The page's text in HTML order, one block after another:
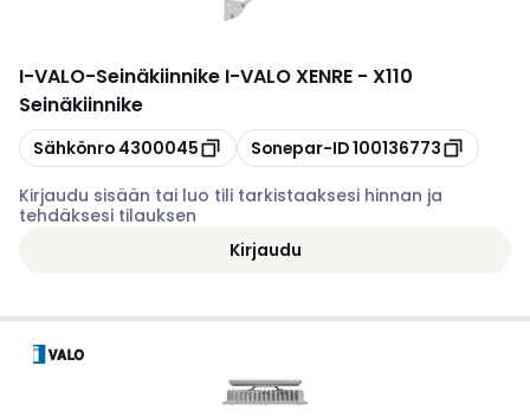
I-VALO-Seinäkiinnike I-VALO XENRE - X110
Seinäkiinnike
Kopioi
Sähkönro 4300045 Kopioi
Sonepar-ID100136773
Kirjaudu sisään tai luo tili tarkistaaksesi hinnan ja
tehdäksesi tilauksen
Kirjaudu